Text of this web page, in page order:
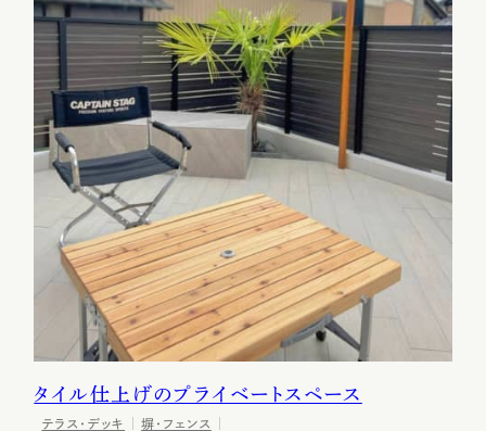
タイル仕上げのプライベートスペース
テラス・デッキ 塀・フェンス